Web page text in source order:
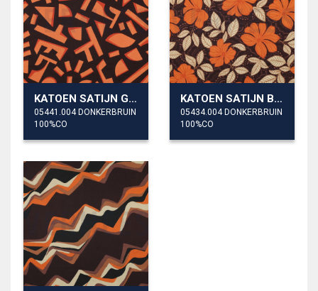
KATOEN SATIJN GEOMETRISCH
05441.004 DONKERBRUIN
100%CO
KATOEN SATIJN BLOEMEN
05434.004 DONKERBRUIN
100%CO